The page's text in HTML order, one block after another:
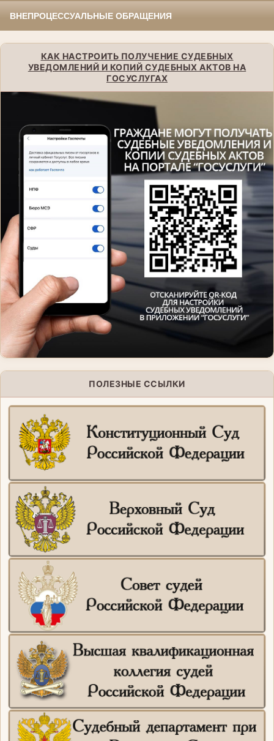
ВНЕПРОЦЕССУАЛЬНЫЕ ОБРАЩЕНИЯ
КАК НАСТРОИТЬ ПОЛУЧЕНИЕ СУДЕБНЫХ
УВЕДОМЛЕНИЙ И КОПИЙ СУДЕБНЫХ АКТОВ НА
ГОСУСЛУГАХ
ПОЛЕЗНЫЕ ССЫЛКИ